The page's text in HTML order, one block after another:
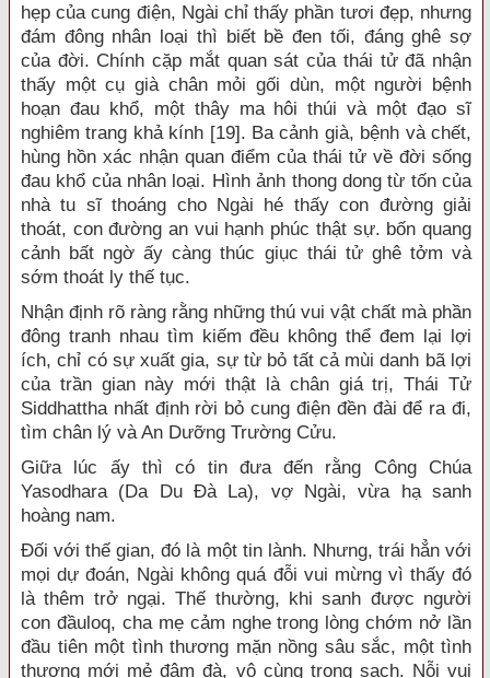
hẹp của cung điện, Ngài chỉ thấy phần tươi đẹp, nhưng
đám đông nhân loại thì biết bề đen tối, đáng ghê sợ
của đời. Chính cặp mắt quan sát của thái tử đã nhận
thấy một cụ già chân mỏi gối dùn, một người bệnh
hoạn đau khổ, một thây ma hôi thúi và một đạo sĩ
nghiêm trang khả kính [19]. Ba cảnh già, bệnh và chết,
hùng hồn xác nhận quan điểm của thái tử về đời sống
đau khổ của nhân loại. Hình ảnh thong dong từ tốn của
nhà tu sĩ thoáng cho Ngài hé thấy con đường giải
thoát, con đường an vui hạnh phúc thật sự. bốn quang
cảnh bất ngờ ấy càng thúc giục thái tử ghê tởm và
sớm thoát ly thế tục.
Nhận định rõ ràng rằng những thú vui vật chất mà phần
đông tranh nhau tìm kiếm đều không thể đem lại lợi
ích, chỉ có sự xuất gia, sự từ bỏ tất cả mùi danh bã lợi
của trần gian này mới thật là chân giá trị, Thái Tử
Siddhattha nhất định rời bỏ cung điện đền đài để ra đi,
tìm chân lý và An Dưỡng Trường Cửu.
Giữa lúc ấy thì có tin đưa đến rằng Công Chúa
Yasodhara (Da Du Đà La), vợ Ngài, vừa hạ sanh
hoàng nam.
Đối với thế gian, đó là một tin lành. Nhưng, trái hẳn với
mọi dự đoán, Ngài không quá đỗi vui mừng vì thấy đó
là thêm trở ngại. Thế thường, khi sanh được người
con đầuloq, cha mẹ cảm nghe trong lòng chớm nở lần
đầu tiên một tình thương mặn nồng sâu sắc, một tình
thương mới mẻ đậm đà, vô cùng trong sạch. Nỗi vui